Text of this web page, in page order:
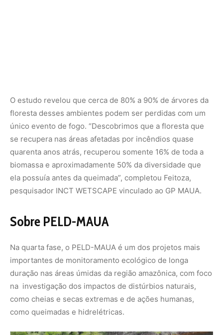
importantes de monitoramento ecológico de longa
duração nas áreas úmidas da região amazônica, com foco
na investigação dos impactos de distúrbios naturais,
como cheias e secas extremas e de ações humanas,
como queimadas e hidrelétricas.